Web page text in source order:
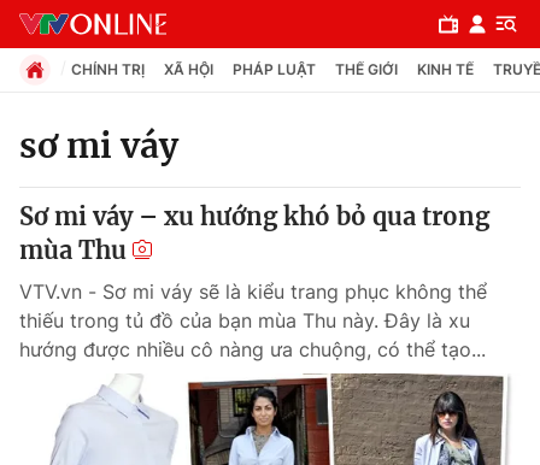
Chuyên mục
Chính trị
Xã hội
Pháp luật
Y tế
CHÍNH TRỊ XÃ HỘI PHÁP LUẬT THẾ GIỚI KINH TẾ
sơ mi váy
Sơ mi váy – xu hướng khó bỏ qua trong
mùa Thu
VTV.vn - Sơ mi váy sẽ là kiểu trang phục không thể
thiếu trong tủ đồ của bạn mùa Thu này. Đây là xu
hướng được nhiều cô nàng ưa chuộng, có thể tạo...